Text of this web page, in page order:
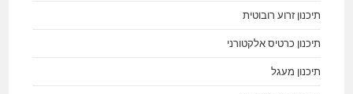
תיכנון זרוע רובוטית
תיכנון כרטיס אלקטורני
תיכנון מעגל